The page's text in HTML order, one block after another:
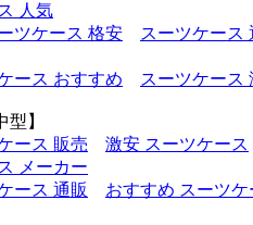
人気
ツケース 格安
スーツケース
ース おすすめ スーツケース
】
ース 販売
激安 スーツケース
メーカー
ース 通販
おすすめ スーツケ